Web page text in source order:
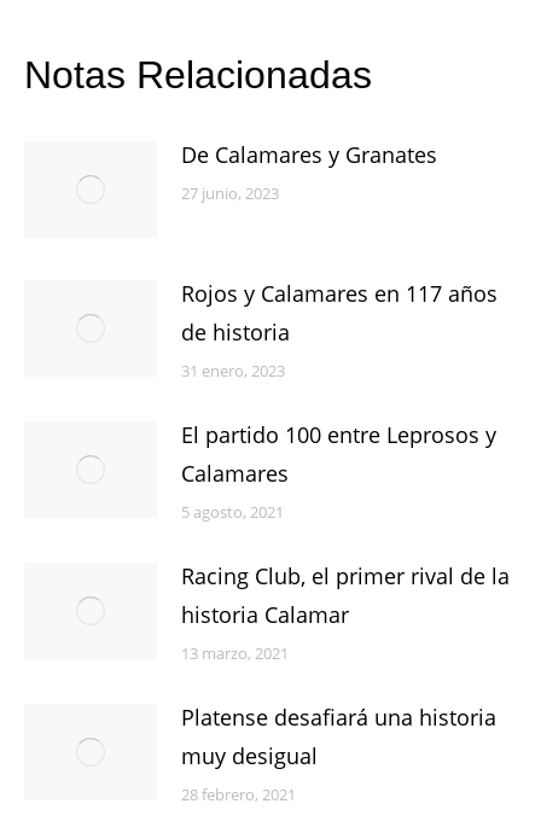
Notas Relacionadas
De Calamares y Granates
27 junio, 2023
Rojos y Calamares en 117 años
de historia
31 enero, 2023
El partido 100 entre Leprosos y
Calamares
5 agosto, 2021
Racing Club, el primer rival de la
historia Calamar
13 marzo, 2021
Platense desafiará una historia
muy desigual
28 febrero, 2021